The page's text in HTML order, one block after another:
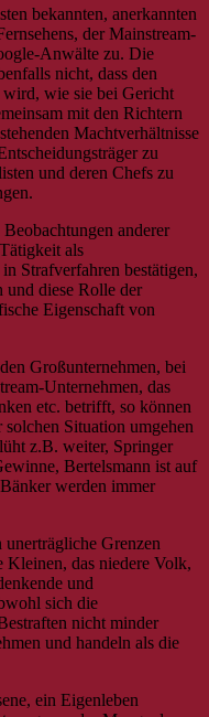
bekannten, anerkannten
der Mainstream-
Anwälte zu. Die
nicht, dass den
wird, wie sie bei Gericht
mit den Richtern
Machtverhältnisse
zu
und deren Chefs zu
anderer
als
Strafverfahren bestätigen,
und diese Rolle der
Eigenschaft von
Großunternehmen, bei
Unternehmen, das
etc. betrifft, so können
Situation umgehen
z.B. weiter, Springer
Bertelsmann ist auf
werden immer
Grenzen
Kleinen, das niedere Volk,
und
sich die
nicht minder
und handeln als die
ein Eigenleben